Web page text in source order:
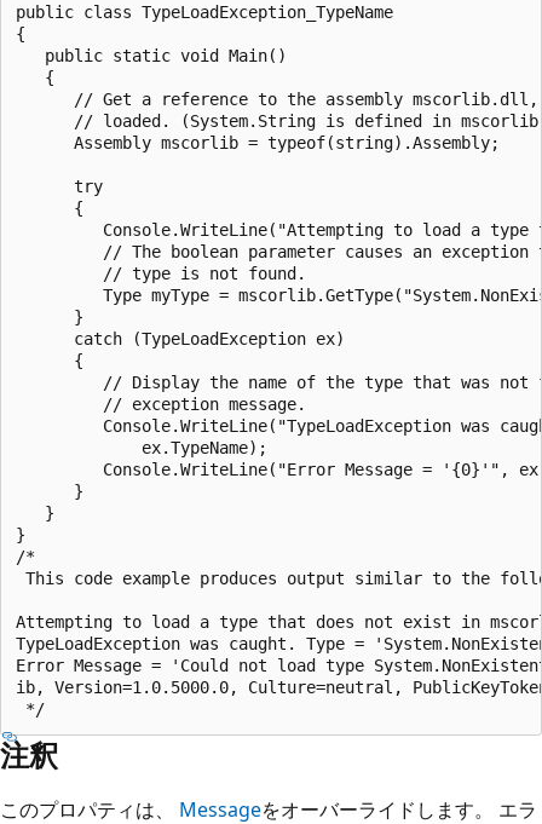
public class TypeLoadException_TypeName
{
   public static void Main()
   {
// Get a reference to the assembly
// loaded. (System.String is defined in
      Assembly mscorlib = typeof(string).Assembly;
      try
      {
Console.WriteLine("Attempting to load a type
// The boolean parameter causes an exception
         // type is not found.
Type myType =
      }
      catch (TypeLoadException ex)
      {
// Display the name of the type that was not
         // exception message.
Console.WriteLine("TypeLoadException was
             ex.TypeName);
Console.WriteLine("Error Message = '{0}'",
      }
   }
}
/*
This code example produces output similar to the
Attempting to load a type that does not exist in
TypeLoadException was caught. Type =
Error Message = 'Could not load type
ib, Version=1.0.5000.0, Culture=neutral,
注釈
このプロパティは、 Messageをオーバーライドします。 エラ